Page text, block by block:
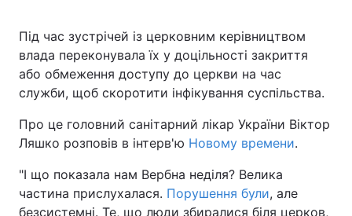
Україна Політика
Економіка Світ
Спорт Наука
Зброя Інциденти
Під час зустрічей із церковним керівництвом
влада переконувала їх у доцільності закриття
або обмеження доступу до церкви на час
служби, щоб скоротити інфікування суспільства.
Про це головний санітарний лікар України Віктор
Ляшко розповів в інтерв'ю Новому времени.
"І що показала нам Вербна неділя? Велика
частина прислухалася. Порушення були, але
безсистемні. Те, що люди збиралися біля церков,